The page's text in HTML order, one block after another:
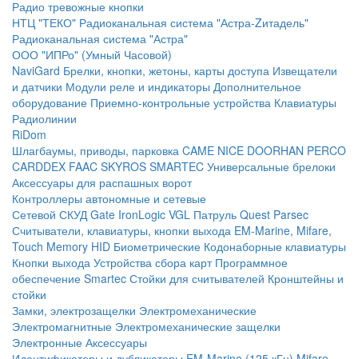
Радио тревожные кнопки
НТЦ "ТЕКО" Радиоканальная система "Астра-Zитадель"
Радиоканальная система "Астра"
ООО "ИПРо" (Умный Часовой)
NaviGard Брелки, кнопки, жетоны, карты доступа Извещатели
и датчики Модули реле и индикаторы Дополнительное
оборудование Приемно-контрольные устройства Клавиатуры
Радиолинии
RiDom
Шлагбаумы, приводы, парковка CAME NICE DOORHAN PERCO
CARDDEX FAAC SKYROS SMARTEC Универсальные брелоки
Аксессуары для распашных ворот
Контроллеры автономные и сетевые
Сетевой СКУД Gate IronLogic VGL Патруль Quest Parsec
Считыватели, клавиатуры, кнопки выхода EM-Marine, Mifare,
Touch Memory HID Биометрические Кодонаборные клавиатуры
Кнопки выхода Устройства сбора карт Программное
обеспечение Smartec Стойки для считывателей Кронштейны и
стойки
Замки, электрозащелки Электромеханические
Электромагнитные Электромеханические защелки
Электронные Аксессуары